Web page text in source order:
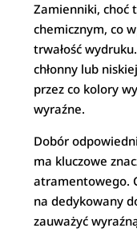
Zamienniki, choć
chemicznym, co
trwałość
chłonny lub
przez co kolory
wyraźne.
Dobór
ma kluczowe
atramentowego.
na dedykowany
zauważyć